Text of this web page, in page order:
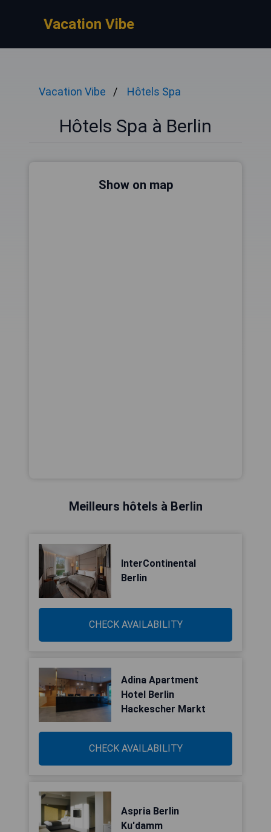
Vacation Vibe
Vacation Vibe Hôtels Spa
Hôtels Spa à Berlin
Show on map
Meilleurs hôtels à Berlin
InterContinental
Berlin
CHECK AVAILABILITY
Adina Apartment
Hotel Berlin
Hackescher Markt
CHECK AVAILABILITY
Aspria Berlin
Ku'damm